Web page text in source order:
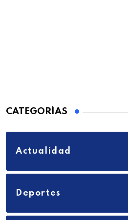
CATEGORÍAS
Actualidad
Deportes